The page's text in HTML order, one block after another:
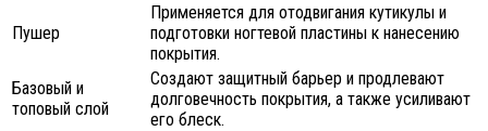
Пушер
Применяется для отодвигания кутикулы и
подготовки ногтевой пластины к нанесению
покрытия.
Базовый и
топовый слой
Создают защитный барьер и продлевают
долговечность покрытия, а также усиливают
его блеск.